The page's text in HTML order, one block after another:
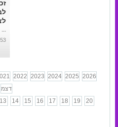
...
2022 2023 2024 2025 2026
דצמ
13 14 15 16 17 18 19
20